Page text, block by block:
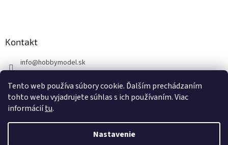
Tento web používa súbory cookie. Ďalším prechádzaním
tohto webu vyjadrujete súhlas s ich používaním. Viac
informáciítu.
Nastavenie
Kontakt
info@hobbymodel.sk
https://www.facebook.com/skhobbymodel
Vytvoril Shoptet